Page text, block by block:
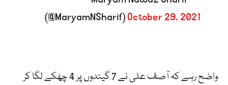
(@MaryamNSharif)October 29, 2021
واضح رہے کہ آصف علی نے 7 گیندوں پر 4 چھکے لگا کر